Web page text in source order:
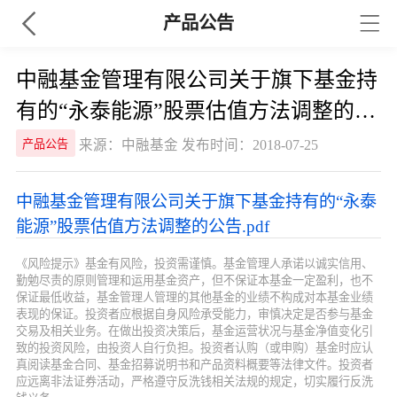
产品公告
中融基金管理有限公司关于旗下基金持
有的“永泰能源”股票估值方法调整的公
告
产品公告 来源：中融基金 发布时间：2018-07-25
中融基金管理有限公司关于旗下基金持有的“永泰
能源”股票估值方法调整的公告.pdf
《风险提示》基金有风险，投资需谨慎。基金管理人承诺以诚实信用、
勤勉尽责的原则管理和运用基金资产，但不保证本基金一定盈利，也不
保证最低收益，基金管理人管理的其他基金的业绩不构成对本基金业绩
表现的保证。投资者应根据自身风险承受能力，审慎决定是否参与基金
交易及相关业务。在做出投资决策后，基金运营状况与基金净值变化引
致的投资风险，由投资人自行负担。投资者认购（或申购）基金时应认
真阅读基金合同、基金招募说明书和产品资料概要等法律文件。投资者
应远离非法证券活动，严格遵守反洗钱相关法规的规定，切实履行反洗